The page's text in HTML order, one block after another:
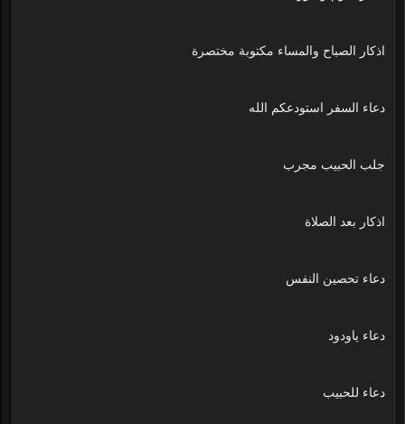
اذكار الصباح والمساء مكتوبة مختصرة
دعاء السفر استودعكم الله
جلب الحبيب مجرب
اذكار بعد الصلاة
دعاء تحصين النفس
دعاء ياودود
دعاء للحبيب